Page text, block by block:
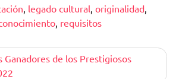
, legado cultural, originalidad,
, requisitos
Ganadores de los Prestigiosos